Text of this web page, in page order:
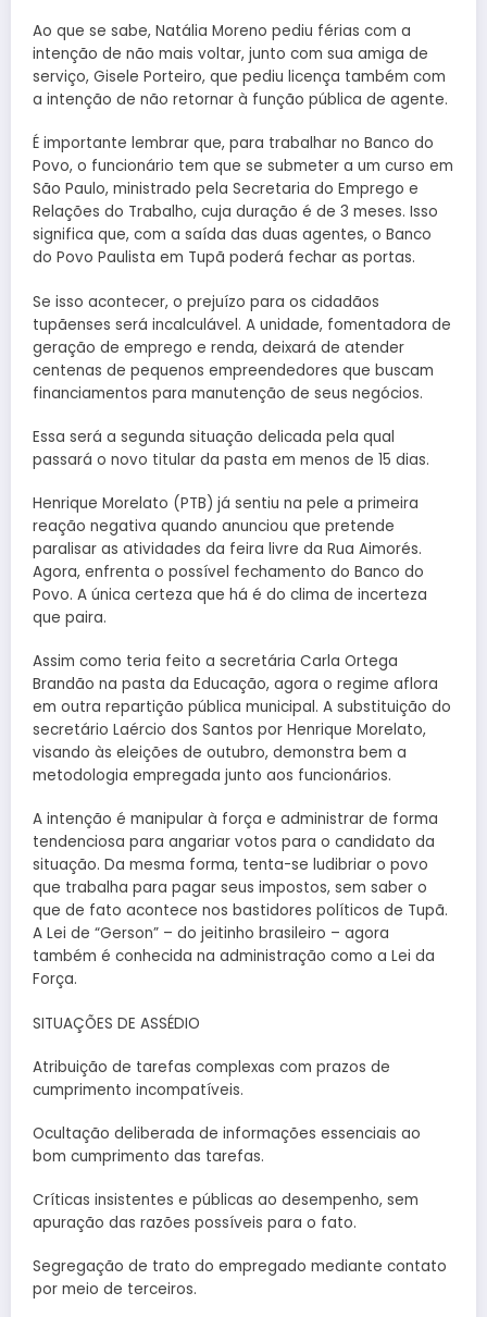
Ao que se sabe, Natália Moreno pediu férias com a
intenção de não mais voltar, junto com sua amiga de
serviço, Gisele Porteiro, que pediu licença também com
a intenção de não retornar à função pública de agente.
É importante lembrar que, para trabalhar no Banco do
Povo, o funcionário tem que se submeter a um curso em
São Paulo, ministrado pela Secretaria do Emprego e
Relações do Trabalho, cuja duração é de 3 meses. Isso
significa que, com a saída das duas agentes, o Banco
do Povo Paulista em Tupã poderá fechar as portas.
Se isso acontecer, o prejuízo para os cidadãos
tupãenses será incalculável. A unidade, fomentadora de
geração de emprego e renda, deixará de atender
centenas de pequenos empreendedores que buscam
financiamentos para manutenção de seus negócios.
Essa será a segunda situação delicada pela qual
passará o novo titular da pasta em menos de 15 dias.
Henrique Morelato (PTB) já sentiu na pele a primeira
reação negativa quando anunciou que pretende
paralisar as atividades da feira livre da Rua Aimorés.
Agora, enfrenta o possível fechamento do Banco do
Povo. A única certeza que há é do clima de incerteza
que paira.
Assim como teria feito a secretária Carla Ortega
Brandão na pasta da Educação, agora o regime aflora
em outra repartição pública municipal. A substituição do
secretário Laércio dos Santos por Henrique Morelato,
visando às eleições de outubro, demonstra bem a
metodologia empregada junto aos funcionários.
A intenção é manipular à força e administrar de forma
tendenciosa para angariar votos para o candidato da
situação. Da mesma forma, tenta-se ludibriar o povo
que trabalha para pagar seus impostos, sem saber o
que de fato acontece nos bastidores políticos de Tupã.
A Lei de “Gerson” – do jeitinho brasileiro – agora
também é conhecida na administração como a Lei da
Força.
SITUAÇÕES DE ASSÉDIO
Atribuição de tarefas complexas com prazos de
cumprimento incompatíveis.
Ocultação deliberada de informações essenciais ao
bom cumprimento das tarefas.
Críticas insistentes e públicas ao desempenho, sem
apuração das razões possíveis para o fato.
Segregação de trato do empregado mediante contato
por meio de terceiros.